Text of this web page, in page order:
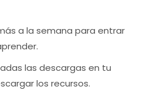
a la semana para entrar
las descargas en tu
los recursos.